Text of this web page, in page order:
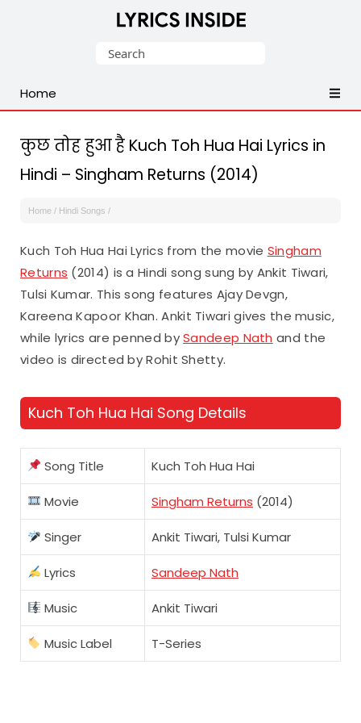
Malayalam,
English,
Songs
Lyrics
Search
Home
कुछ तोह हुआ है Kuch Toh Hua Hai Lyrics in
Hindi – Singham Returns (2014)
Home / Hindi Songs /
Kuch Toh Hua Hai Lyrics from the movie Singham
Returns (2014) is a Hindi song sung by Ankit Tiwari,
Tulsi Kumar. This song features Ajay Devgn,
Kareena Kapoor Khan. Ankit Tiwari gives the music,
while lyrics are penned bySandeep Nath and the
video is directed by Rohit Shetty.
Kuch Toh Hua Hai Song Details
Song Title Kuch Toh Hua Hai
Movie Singham Returns (2014)
Singer Ankit Tiwari, Tulsi Kumar
Lyrics Sandeep Nath
Music Ankit Tiwari
Music Label T-Series